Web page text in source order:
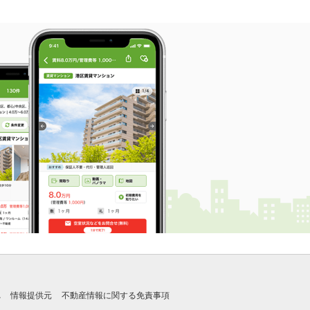
情報提供元 不動産情報に関する免責事項